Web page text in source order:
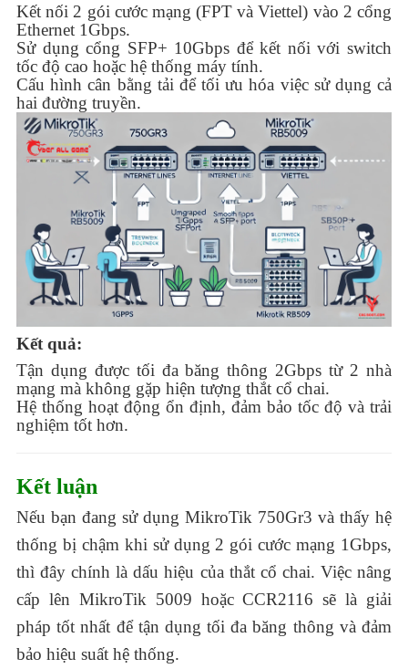
Kết nối 2 gói cước mạng (FPT và Viettel) vào 2 cổng
Ethernet 1Gbps.
Sử dụng cổng SFP+ 10Gbps để kết nối với switch
tốc độ cao hoặc hệ thống máy tính.
Cấu hình cân bằng tải để tối ưu hóa việc sử dụng cả
hai đường truyền.
Kết quả:
Tận dụng được tối đa băng thông 2Gbps từ 2 nhà
mạng mà không gặp hiện tượng thắt cổ chai.
Hệ thống hoạt động ổn định, đảm bảo tốc độ và trải
nghiệm tốt hơn.
Kết luận
Nếu bạn đang sử dụng MikroTik 750Gr3 và thấy hệ
thống bị chậm khi sử dụng 2 gói cước mạng 1Gbps,
thì đây chính là dấu hiệu của thắt cổ chai. Việc nâng
cấp lên MikroTik 5009 hoặc CCR2116 sẽ là giải
pháp tốt nhất để tận dụng tối đa băng thông và đảm
bảo hiệu suất hệ thống.